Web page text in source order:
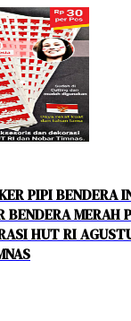
PIPI BENDERA
MERAH
HUT RI